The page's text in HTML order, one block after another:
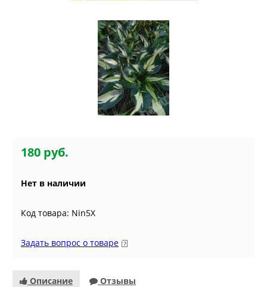
180 руб.
Нет в наличии
Код товара: Nin5X
Задать вопрос о товаре
Описание Отзывы